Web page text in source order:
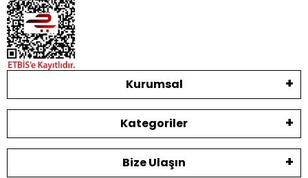
Kurumsal
Kategoriler
Bize Ulaşın